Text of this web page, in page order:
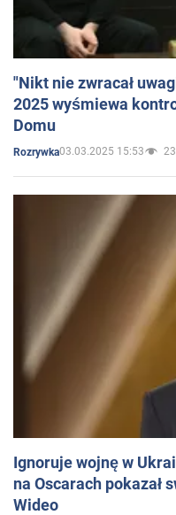
"Nikt nie zwracał
2025 wyśmiewa
Domu
Rozrywka03.03.2025 15:53 23
Ignoruje wojnę w
na Oscarach pokazał
Wideo